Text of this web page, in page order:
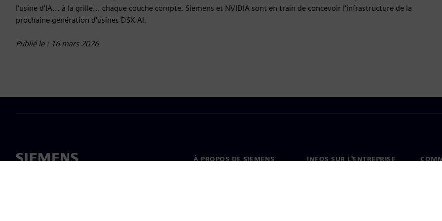
l'usine d'IA... à la grille... chaque couche compte. Siemens et NVIDIA sont en train de concevoir l'infrastructure de la
prochaine génération d'usines DSX AI.
Publié le : 16 mars 2026
À PROPOS DE SIEMENS INFOS SUR L'ENTREPRISE